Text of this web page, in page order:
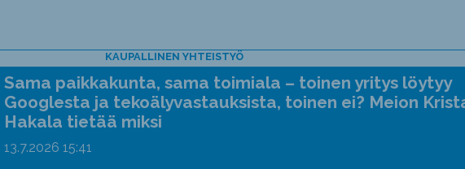
KAUPALLINEN YHTEISTYÖ
Sama paikkakunta, sama toimiala – toinen yritys löytyy
Googlesta ja tekoälyvastauksista, toinen ei? Meion
Hakala tietää miksi
13.7.2026 15:41